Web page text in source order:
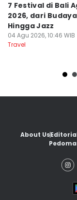
7 Festival di Bali
2026, dari Budaya
Hingga Jazz
04 Agu 2026, 10:46 WIB
Travel
About Us